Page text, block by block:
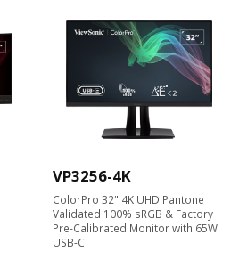
VP3256-4K
ColorPro 32" 4K UHD Pantone
Validated 100% sRGB & Factory
Pre-Calibrated Monitor with 65W
USB-C